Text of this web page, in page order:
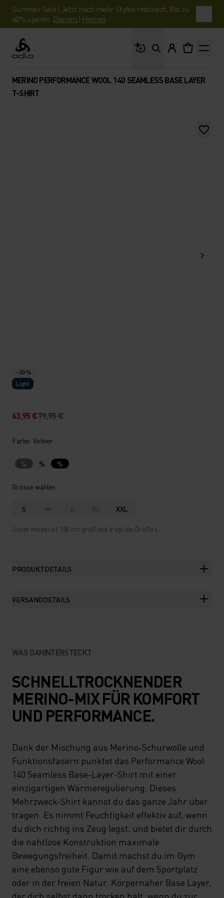
Summer Sale | Jetzt noch mehr Styles reduziert. Bis zu
40% sparen. Damen | Herren
Odlo
MERINO PERFORMANCE WOOL 140 SEAMLESS BASE LAYER
T-SHIRT
-20 %
Light
63,95 €79,95 €
Farbe: Vetiver
% % %
Grösse wählen
S M L XL XXL
Unser model ist 185 cm groß und trägt die Größe L.
PRODUKTDETAILS
VERSANDDETAILS
WAS DAHINTERSTECKT
SCHNELLTROCKNENDER
MERINO-MIX FÜR KOMFORT
UND PERFORMANCE.
Dank der Mischung aus Merino-Schurwolle und
Funktionsfasern punktet das Performance Wool
140 Seamless Base-Layer-Shirt mit einer
einzigartigen Wärmeregulierung. Dieses
Mehrzweck-Shirt kannst du das ganze Jahr über
tragen. Es nimmt Feuchtigkeit effektiv auf, wenn
du dich richtig ins Zeug legst, und bietet dir durch
die nahtlose Konstruktion maximale
Bewegungsfreiheit. Damit machst du im Gym
eine ebenso gute Figur wie auf dem Sportplatz
oder in der freien Natur. Körpernaher Base Layer,